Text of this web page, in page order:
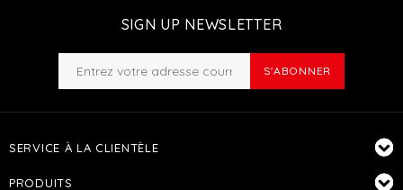
SIGN UP NEWSLETTER
S'ABONNER
SERVICE À LA CLIENTÈLE
PRODUITS